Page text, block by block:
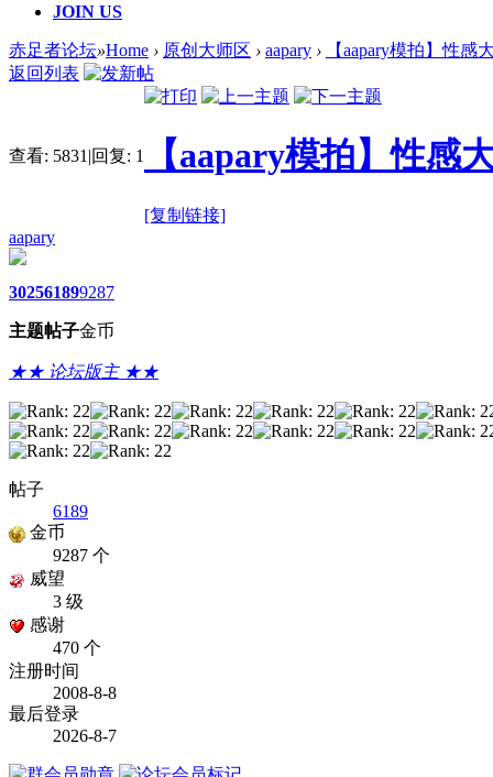
JOIN US
赤足者论坛»Home › 原创大师区 › aapary ›
【aapary模拍】性感
返回列表
查看: 5831 |回复: 1 【aapary模拍】性感
[复制链接]
aapary
3025
主题
6189
帖子
9287
金币
★★ 论坛版主 ★★
帖子
6189
金币
9287 个
威望
3 级
感谢
470 个
注册时间
2008-8-8
最后登录
2026-8-7